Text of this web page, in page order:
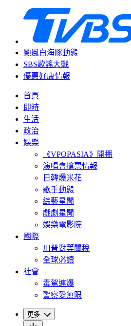
颱風白海豚動態
SBS歌謠大戰
優惠好康情報
首頁
即時
生活
政治
娛樂
《VPOPASIA》開播
演唱會搶票情報
日韓爆米花
歌手動態
綜藝星聞
戲劇星聞
娛樂電影院
國際
川普對等關稅
全球必讀
社會
毒駕連爆
警察愛無限
更多